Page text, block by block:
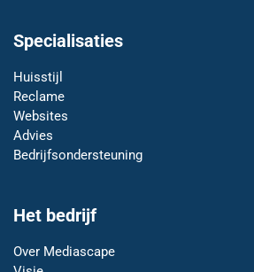
Specialisaties
Huisstijl
Reclame
Websites
Advies
Bedrijfsondersteuning
Het bedrijf
Over Mediascape